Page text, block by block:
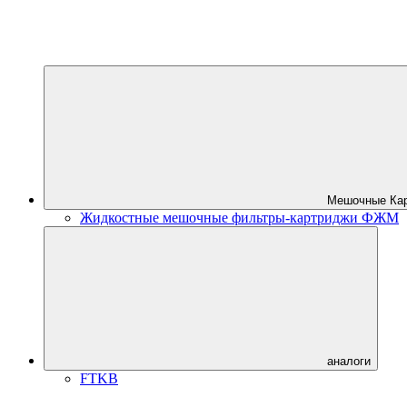
Мешочные
Жидкостные мешочные фильтры-картриджи ФЖМ
аналоги
FTKB